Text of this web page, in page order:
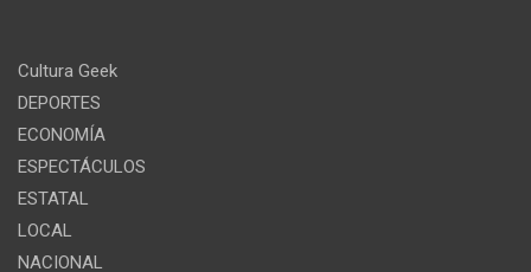
Cultura Geek
DEPORTES
ECONOMÍA
ESPECTÁCULOS
ESTATAL
LOCAL
NACIONAL